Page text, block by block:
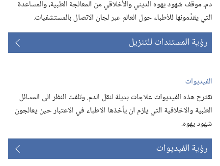
دم،‏ موقف شهود يهوه الديني والأخلاقي من المعالجة الطبية،‏ والمساعدة
التي يقدِّمونها للأطباء حول العالم عبر لجان الاتصال بالمستشفيات.‏
رؤية المستندات للتنزيل
الفيديوات
تقترح هذه الفيديوات علاجات بديلة لنقل الدم.‏ وتلفت النظر الى المسائل
الطبية والاخلاقية التي يلزم ان يأخذها الاطباء في الاعتبار حين يعالجون
شهود يهوه.‏
رؤية الفيديوات